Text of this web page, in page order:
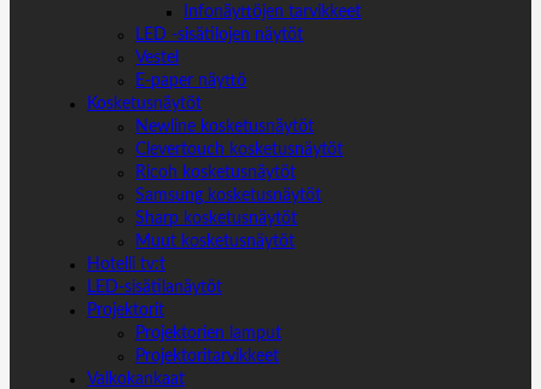
Infonäyttöjen tarvikkeet
LED -sisätilojen näytöt
Vestel
E-paper näyttö
Kosketusnäytöt
Newline kosketusnäytöt
Clevertouch kosketusnäytöt
Ricoh kosketusnäytöt
Samsung kosketusnäytöt
Sharp kosketusnäytöt
Muut kosketusnäytöt
Hotelli tv:t
LED-sisätilanäytöt
Projektorit
Projektorien lamput
Projektoritarvikkeet
Valkokankaat